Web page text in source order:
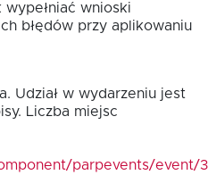
wnioski
błędów przy aplikowaniu
Udział w wydarzeniu jest
Liczba miejsc
parpevents/event/